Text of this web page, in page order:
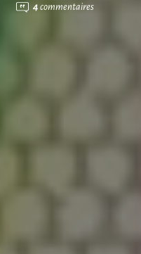
4commentaires